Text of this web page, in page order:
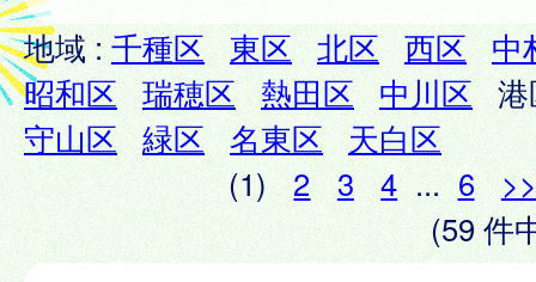
地域 :千種区 東区 北区 西区 中
昭和区
瑞穂区 熱田区 中川区
守山区 緑区 名東区 天白区
(1)
2 3 4 ... 6
>>
(59 件